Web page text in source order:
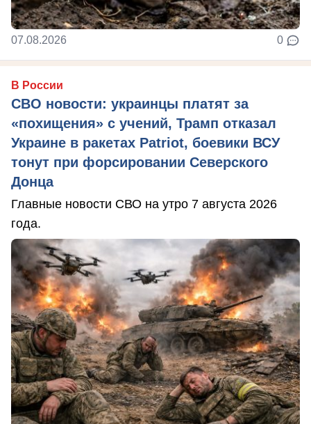
07.08.2026 0
В России
СВО новости: украинцы платят за
«похищения» с учений, Трамп отказал
Украине в ракетах Patriot, боевики ВСУ
тонут при форсировании Северского
Донца
Главные новости СВО на утро 7 августа 2026
года.